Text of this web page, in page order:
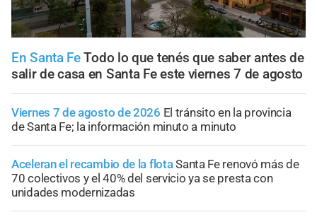
En Santa FeTodo lo que tenés que saber antes de
salir de casa en Santa Fe este viernes 7 de agosto
Viernes 7 de agosto de 2026 El tránsito en la provincia
de Santa Fe; la información minuto a minuto
Aceleran el recambio de la flotaSanta Fe renovó más de
70 colectivos y el 40% del servicio ya se presta con
unidades modernizadas